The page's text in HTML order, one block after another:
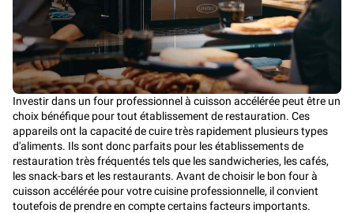
Investir dans un four professionnel à cuisson accélérée peut être un
choix bénéfique pour tout établissement de restauration. Ces
appareils ont la capacité de cuire très rapidement plusieurs types
d'aliments. Ils sont donc parfaits pour les établissements de
restauration très fréquentés tels que les sandwicheries, les cafés,
les snack-bars et les restaurants. Avant de choisir le bon four à
cuisson accélérée pour votre cuisine professionnelle, il convient
toutefois de prendre en compte certains facteurs importants.